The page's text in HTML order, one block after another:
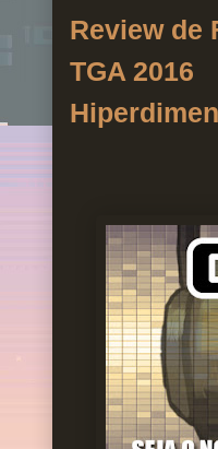
Review de
TGA 2016